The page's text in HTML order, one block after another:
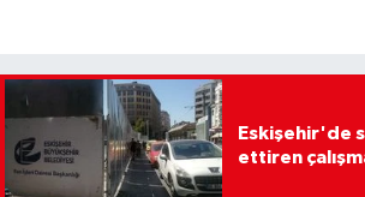
Eskişehir'de
ettiren